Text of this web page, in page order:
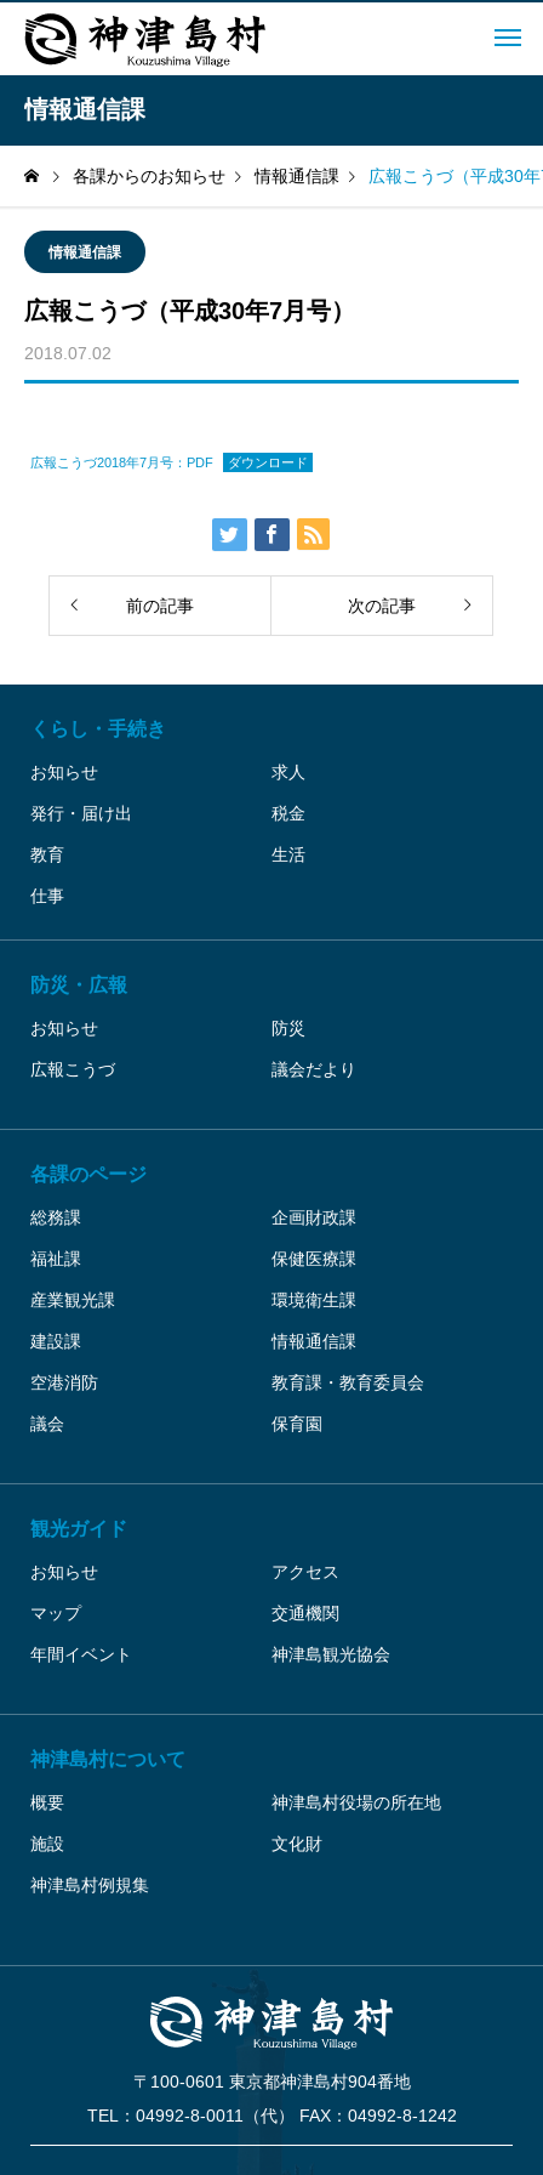
情報通信課
各課からのお知らせ 情報通信課 広報こうづ（平成30
情報通信課
広報こうづ（平成30年7月号）
2018.07.02
広報こうづ2018年7月号：PDF ダウンロード
前の記事 次の記事
くらし・手続き
お知らせ 求人
発行・届け出 税金
教育 生活
仕事
防災・広報
お知らせ 防災
広報こうづ 議会だより
各課のページ
総務課 企画財政課
福祉課 保健医療課
産業観光課 環境衛生課
建設課 情報通信課
空港消防 教育課・教育委員会
議会 保育園
観光ガイド
お知らせ アクセス
マップ 交通機関
年間イベント 神津島観光協会
神津島村について
概要 神津島村役場の所在地
施設 文化財
神津島村例規集
〒100-0601 東京都神津島村904番地
TEL：04992-8-0011（代） FAX：04992-8-1242